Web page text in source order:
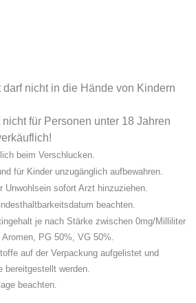
darf nicht in die Hände von Kindern
nicht für Personen unter 18 Jahren
beim Verschlucken.
für Kinder unzugänglich aufbewahren.
Unwohlsein sofort Arzt hinzuziehen.
beachten.
je nach Stärke zwischen 0mg/Milliliter
Aromen, PG 50%, VG 50%.
auf der Verpackung aufgelistet und
bereitgestellt werden.
beachten.